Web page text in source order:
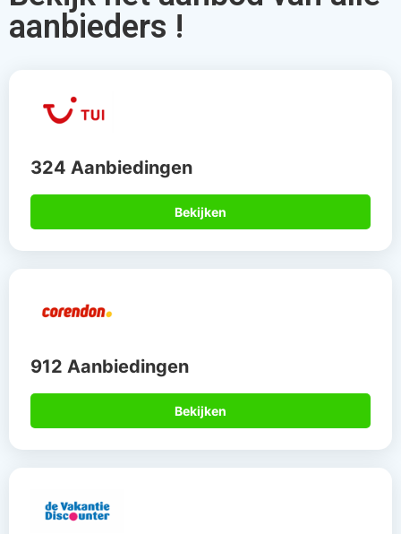
aanbieders !
324 Aanbiedingen
Bekijken
912 Aanbiedingen
Bekijken